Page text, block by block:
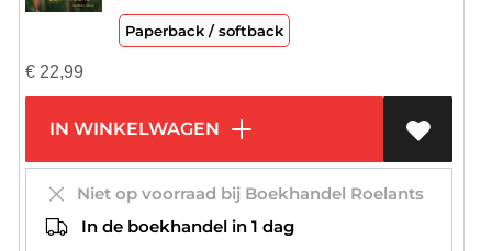
Paperback / softback
€22,99
IN WINKELWAGEN
Niet op voorraad bij Boekhandel Roelants
In de boekhandel in 1 dag